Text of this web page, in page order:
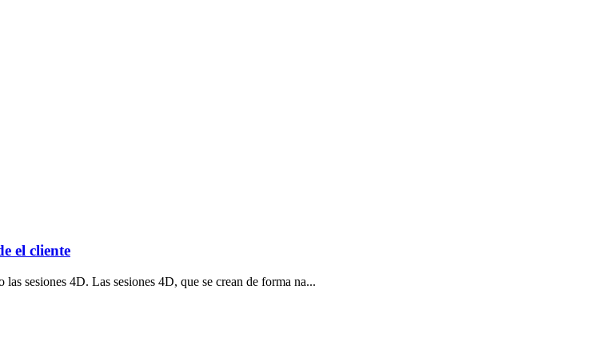
el cliente
sesiones 4D. Las sesiones 4D, que se crean de forma na...